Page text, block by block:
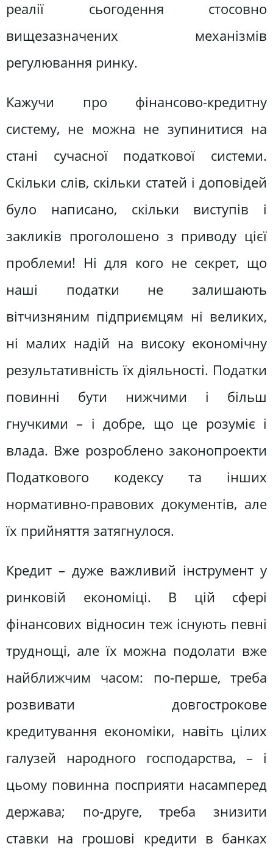
реалії сьогодення стосовно
вищезазначених механізмів
регулювання ринку.
Кажучи про фінансово-кредитну
систему, не можна не зупинитися на
стані сучасної податкової системи.
Скільки слів, скільки статей і доповідей
було написано, скільки виступів і
закликів проголошено з приводу цієї
проблеми! Ні для кого не секрет, що
наші податки не залишають
вітчизняним підприємцям ні великих,
ні малих надій на високу економічну
результативність їх діяльності. Податки
повинні бути нижчими і більш
гнучкими – і добре, що це розуміє і
влада. Вже розроблено законопроекти
Податкового кодексу та інших
нормативно-правових документів, але
їх прийняття затягнулося.
Кредит – дуже важливий інструмент у
ринковій економіці. В цій сфері
фінансових відносин теж існують певні
труднощі, але їх можна подолати вже
найближчим часом: по-перше, треба
розвивати довгострокове
кредитування економіки, навіть цілих
галузей народного господарства, – і
цьому повинна посприяти насамперед
держава; по-друге, треба знизити
ставки на грошові кредити в банках